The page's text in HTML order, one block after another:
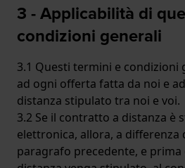
3 - Applicabilità di
condizioni generali
3.1 Questi termini e condizioni
ad ogni offerta fatta da noi e
distanza stipulato tra noi e voi.
3.2 Se il contratto a distanza è
elettronica, allora, a differenza
paragrafo precedente, e